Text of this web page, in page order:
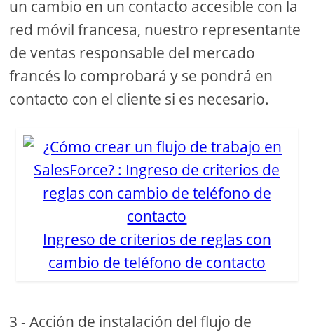
un cambio en un contacto accesible con la
red móvil francesa, nuestro representante
de ventas responsable del mercado
francés lo comprobará y se pondrá en
contacto con el cliente si es necesario.
Ingreso de criterios de reglas con
cambio de teléfono de contacto
3 - Acción de instalación del flujo de